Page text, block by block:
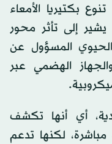
بكتيريا الأمعاء
يشير إلى تأثر محور
الحيوي المسؤول عن
الهضمي عبر
أي أنها تكشف
مباشرة، لكنها تدعم